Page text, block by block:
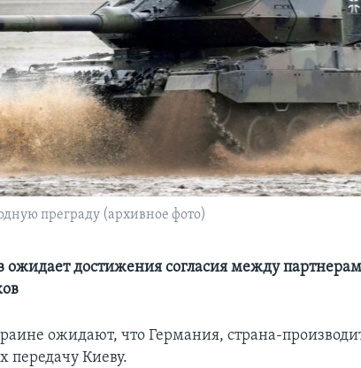
преграду (архивное фото)
ожидает достижения согласия между
ожидают, что Германия, страна-
передачу Киеву.